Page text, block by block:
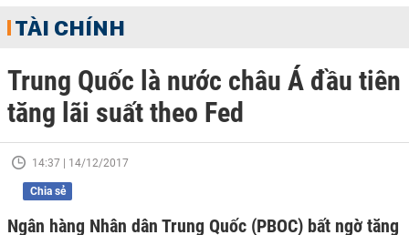
TÀI CHÍNH
Trung Quốc là nước châu Á đầu tiên
tăng lãi suất theo Fed
14:37 | 14/12/2017
Chia sẻ
Ngân hàng Nhân dân Trung Quốc (PBOC) bất ngờ tăng